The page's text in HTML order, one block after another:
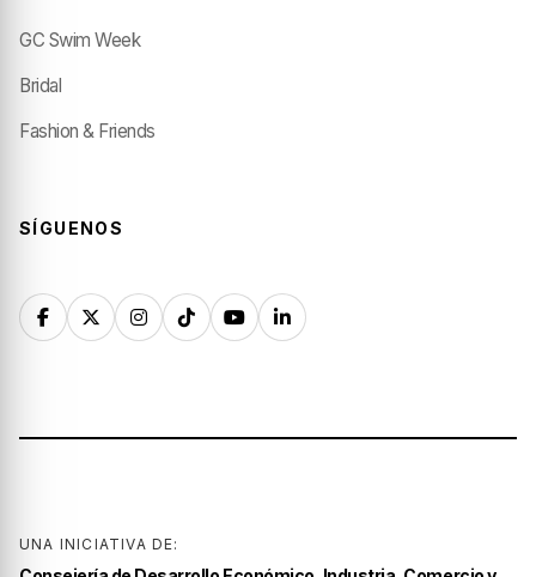
GC Swim Week
Bridal
Fashion & Friends
SÍGUENOS
UNA INICIATIVA DE: